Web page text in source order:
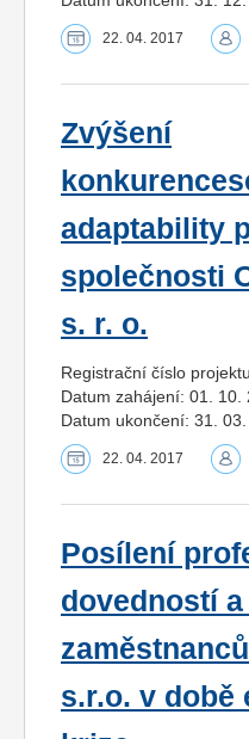
22. 04. 2017
Zvýšení
adaptability
společnosti
s. r. o.
Registrační číslo
Datum zahájení: 01. 10.
Datum ukončení: 31. 03.
22. 04. 2017
Posílení
dovedností
s.r.o. v době